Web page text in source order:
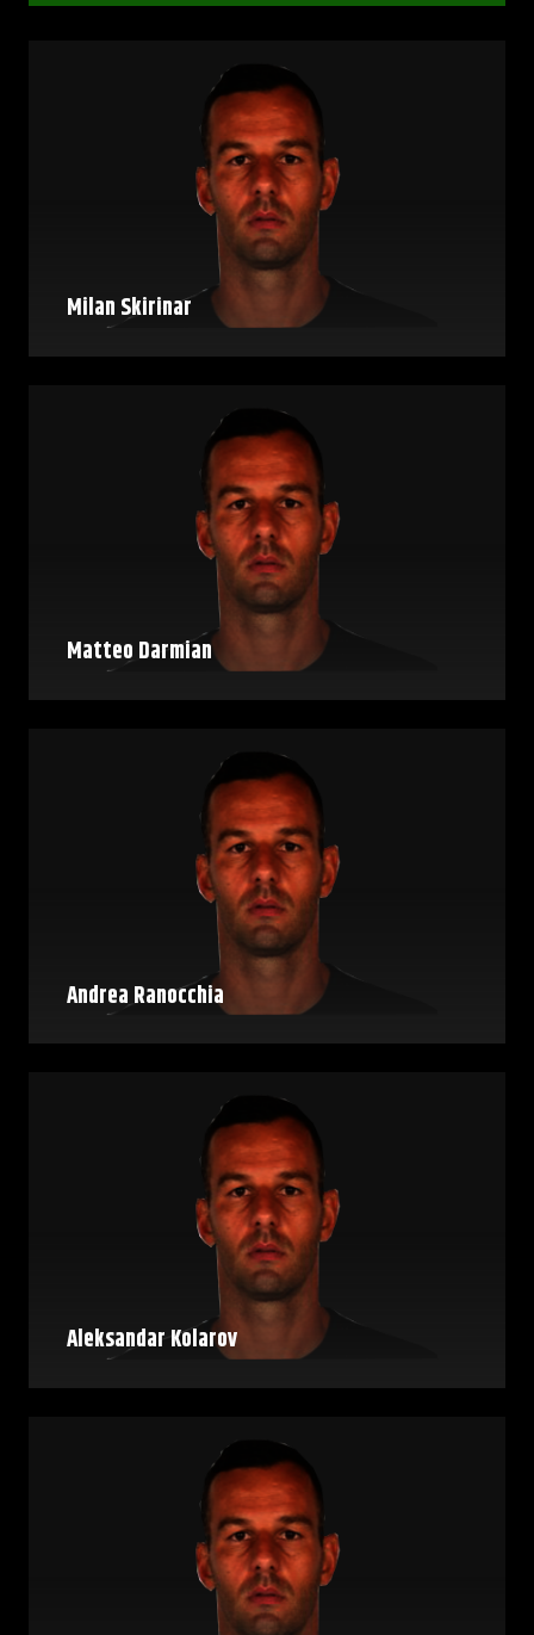
Milan Skirinar
Matteo Darmian
Andrea Ranocchia
Aleksandar Kolarov